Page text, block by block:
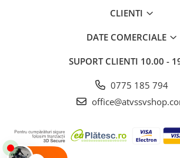
CLIENTI
DATE COMERCIALE
SUPORT CLIENTI 10.00 -
0775 185 794